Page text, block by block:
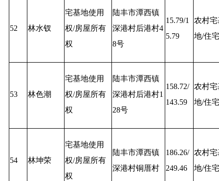
52 林水钗
宅基地使用
权/房屋所有
权
陆丰市潭西镇
深港村后港村4
8号
15.79/1
5.79
农村宅
地/住宅
53 林色潮
宅基地使用
权/房屋所有
权
陆丰市潭西镇
深港村后港村1
28号
158.72/
143.59
农村宅
地/住宅
54 林坤荣
宅基地使用
权/房屋所有
权
陆丰市潭西镇
深港村铜厝村
186.26/
249.46
农村宅
地/住宅